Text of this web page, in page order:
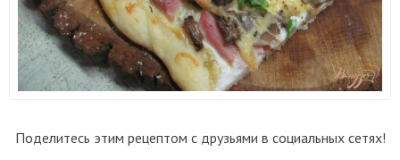
Поделитесь этим рецептом с друзьями в социальных сетях!